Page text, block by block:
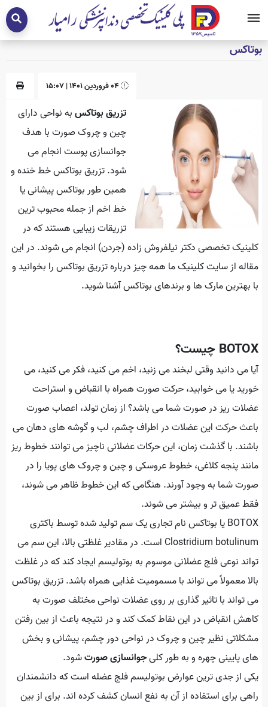
بوتاکس
تزریق بوتاکسبه نواحی دارای
چین و چروک صورت با هدف
جوانسازی پوست انجام می
شود. تزریق بوتاکس خط خنده و
همین طور بوتاکس پیشانی یا
خط اخم از جمله محبوب ترین
تزریقات زیبایی هستند که در
کلینیک تخصصی دکتر نیلفروش زاده (جردن) انجام می شوند. در این
مقاله از سایت کلینیک ما همه چیز درباره تزریق بوتاکس را بخوانید و
با بهترین مارک ها و برندهای بوتاکس آشنا شوید.
BOTOX چیست؟
آیا می دانید وقتی لبخند می زنید، اخم می کنید، فکر می کنید، می
خورید یا می خوابید، حرکت صورت همراه با انقباض و استراحت
عضلات ریز در صورت شما می باشد؟ از زمان تولد، اعصاب صورت
باعث حرکت این عضلات در اطراف چشم، لب و گوشه های دهان می
باشند. با گذشت زمان، این حرکات عضلانی ناچیز می توانند خطوط ریز
مانند پنجه کلاغی، خطوط عروسکی و چین و چروک های پویا را در
صورت شما به وجود آورند. هنگامی که این خطوط ظاهر می شوند،
فقط عمیق تر و بیشتر می شوند.
BOTOX یا بوتاکس نام تجاری یک سم تولید شده توسط باکتری
Clostridium botulinum است. در مقادیر غلظتی بالا، این سم می
تواند نوعی فلج عضلانی موسوم به بوتولیسم ایجاد کند که در غلظت
بالا معمولاً می تواند با مسمومیت غذایی همراه باشد. تزریق بوتاکس
می تواند با تاثیر گذاری بر روی عضلات نواحی مختلف صورت به
کاهش انقباض در این نقاط کمک کند و در نتیجه باعث از بین رفتن
مشکلاتی نظیر چین و چروک در نواحی دور چشم، پیشانی و بخش
های پایینی چهره و به طور کلیجوانسازی صورتشود.
یکی از جدی ترین عوارض بوتولیسم فلج عضله است که دانشمندان
راهی برای استفاده از آن به نفع انسان کشف کرده اند. برای از بین